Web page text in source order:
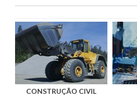
CONSTRUÇÃO CIVIL